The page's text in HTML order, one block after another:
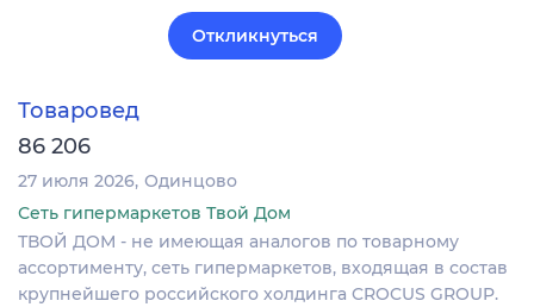
Откликнуться
Товаровед
86 206
27 июля 2026 Одинцово
Сеть гипермаркетов Твой Дом
ТВОЙ ДОМ - не имеющая аналогов по товарному
ассортименту, сеть гипермаркетов, входящая в состав
крупнейшего российского холдинга CROCUS GROUP.